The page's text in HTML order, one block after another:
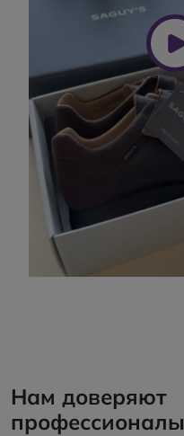
Нам доверяют
профессионалы